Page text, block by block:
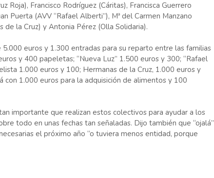
Roja), Francisco Rodríguez (Cáritas), Francisca Guerrero
Puerta (AVV “Rafael Alberti”), Mª del Carmen Manzano
de la Cruz) y Antonia Pérez (Olla Solidaria).
euros y 1.300 entradas para su reparto entre las familias
y 400 papeletas; “Nueva Luz” 1.500 euros y 300; “Rafael
1.000 euros y 100; Hermanas de la Cruz, 1.000 euros y
con 1.000 euros para la adquisición de alimentos y 100
importante que realizan estos colectivos para ayudar a los
todo en unas fechas tan señaladas. Dijo también que “ojalá”
el próximo año “o tuviera menos entidad, porque